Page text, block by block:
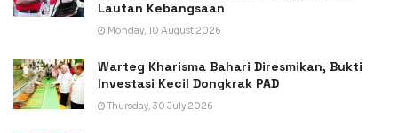
Lautan Kebangsaan
Monday, 10 August 2026
Warteg Kharisma Bahari Diresmikan, Bukti
Investasi Kecil Dongkrak PAD
Thursday, 30 July 2026